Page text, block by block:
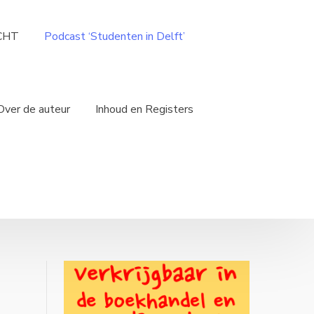
Podcast ‘Studenten in Delft’
de auteur Inhoud en Registers